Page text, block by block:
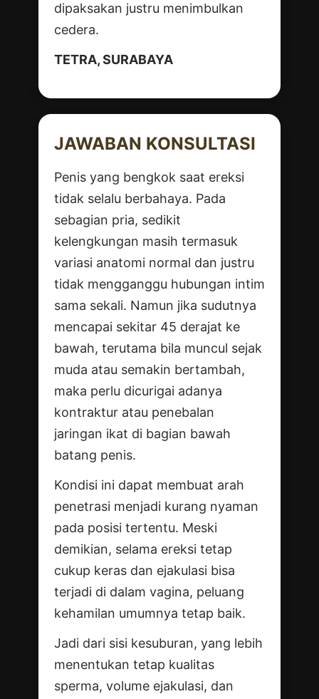
dipaksakan justru menimbulkan
cedera.
TETRA, SURABAYA
JAWABAN KONSULTASI
Penis yang bengkok saat ereksi
tidak selalu berbahaya. Pada
sebagian pria, sedikit
kelengkungan masih termasuk
variasi anatomi normal dan justru
tidak mengganggu hubungan intim
sama sekali. Namun jika sudutnya
mencapai sekitar 45 derajat ke
bawah, terutama bila muncul sejak
muda atau semakin bertambah,
maka perlu dicurigai adanya
kontraktur atau penebalan
jaringan ikat di bagian bawah
batang penis.
Kondisi ini dapat membuat arah
penetrasi menjadi kurang nyaman
pada posisi tertentu. Meski
demikian, selama ereksi tetap
cukup keras dan ejakulasi bisa
terjadi di dalam vagina, peluang
kehamilan umumnya tetap baik.
Jadi dari sisi kesuburan, yang lebih
menentukan tetap kualitas
sperma, volume ejakulasi, dan